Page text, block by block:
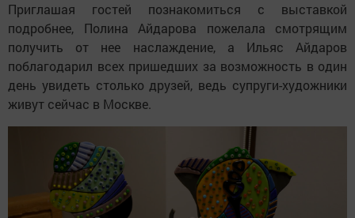
Приглашая гостей познакомиться с выставкой
подробнее, Полина Айдарова пожелала смотрящим
получить от нее наслаждение, а Ильяс Айдаров
поблагодарил всех пришедших за возможность в один
день увидеть столько друзей, ведь супруги-художники
живут сейчас в Москве.